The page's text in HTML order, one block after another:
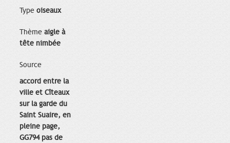
Type oiseaux
Thème aigle à
tête nimbée
Source
accord entre la
ville et Cîteaux
sur la garde du
Saint Suaire, en
pleine page,
GG794 pas de